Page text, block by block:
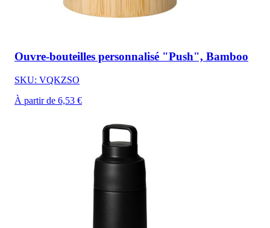
Ouvre-bouteilles personnalisé "Push", Bamboo
SKU: VQKZSO
À partir de 6,53 €